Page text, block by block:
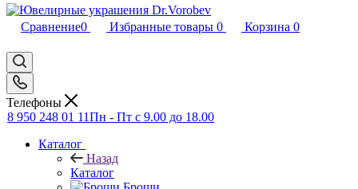
Сравнение0 Избранные товары 0 Корзина 0
Телефоны
8 950 248 01 11Пн - Пт с 9.00 до 18.00
Каталог
Назад
Каталог